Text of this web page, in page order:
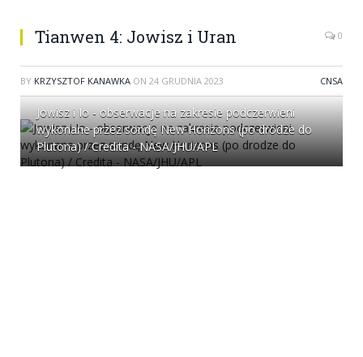
Tianwen 4: Jowisz i Uran 0
BY KRZYSZTOF KANAWKA ON 24 GRUDNIA 2023 CNSA
Jowisz i Io - obserwacje na zakresie podczerwieni
wykonane przez sondę New Horizons (po drodze do
Plutona) / Credita - NASA/JHU/APL